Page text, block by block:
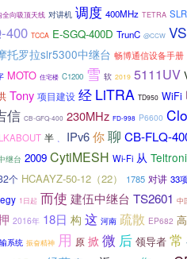
全向吸顶天线 对讲机 调度 400MHz TETRA
400 TCCA E-SGQ-400D TrunC @CCW
托罗拉slr5300中继台 畅博通信设备手册
MOTO 住宅楼 C1200 雪 软 2019 5111UV
Tony 项目建设 经 LiTRA TD950 WiFi
信 CB-GFQ-400 230MHz FD-998 P6600
半 IPv6你聊 CB-FLQ-
继台 2009 CytiMESH Wi-Fi 从
个 HCAAYZ-50-12（22） 1785 对讲 33项
1日起 而使 建伍中继台 TS2601 中
2016年 18日 构 这 河南 疏散 EP682
系统 振奋精神 用 原 掀 微 后 领导者 常